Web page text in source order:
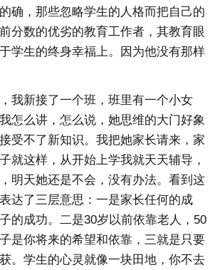
确，那些忽略学生的人格而把自己的
分数的优劣的教育工作者，其教育眼
学生的终身幸福上。因为他没有那样
我新接了一个班，班里有一个小女
怎么讲，怎么说，她思维的大门好象
受不了新知识。我把她家长请来，家
就这样，从开始上学我就天天辅导，
明天她还是不会，没有办法。看到这
达了三层意思：一是家长任何的成
的成功。二是30岁以前依靠老人，50
是你将来的希望和依靠，三就是只要
。学生的心灵就像一块田地，你不去